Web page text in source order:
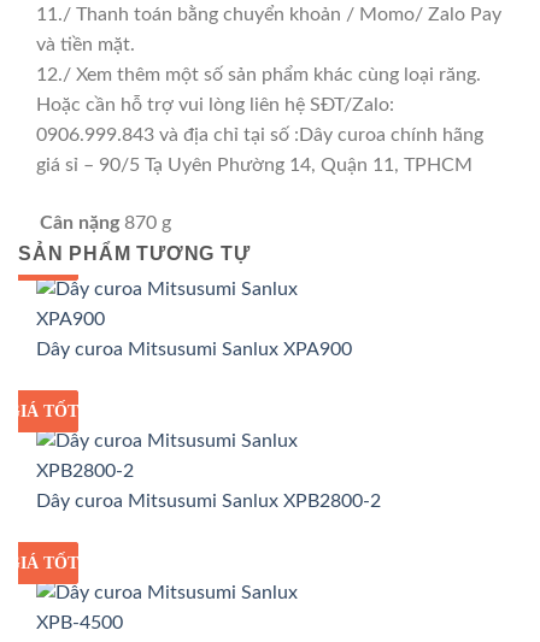
11./ Thanh toán bằng chuyển khoản / Momo/ Zalo Pay
và tiền mặt.
12./ Xem thêm một số sản phẩm khác cùng loại răng.
Hoặc cần hỗ trợ vui lòng liên hệ SĐT/Zalo:
0906.999.843 và địa chỉ tại số :Dây curoa chính hãng
giá sỉ – 90/5 Tạ Uyên Phường 14, Quận 11, TPHCM
Cân nặng 870 g
SẢN PHẨM TƯƠNG TỰ
GIÁ SỈ
GIÁ TỐT
Dây curoa Mitsusumi Sanlux XPA900
GIÁ SỈ
GIÁ TỐT
Dây curoa Mitsusumi Sanlux XPB2800-2
GIÁ SỈ
GIÁ TỐT